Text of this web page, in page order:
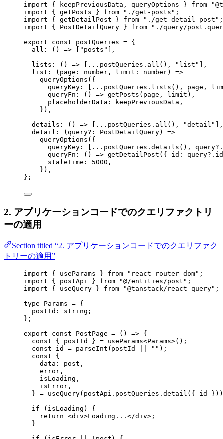
import { keepPreviousData, queryOptions } from "
import { getPosts } from " ./get-posts " ;
import { getDetailPost } from " ./get-detail-post " ;
import { PostDetailQuery } from " ./query/
export const postQueries = {
all : () => " posts "
,
lists : () => ... postQueries . all (), " list "
,
list : ( page : number , limit : number)
=>
queryOptions ( {
queryKey:
... postQueries . lists (), page,
queryFn : () => getPosts (page , limit) ,
placeholderData:
keepPreviousData ,
} ) ,
details : () => ... postQueries . all (), "detail "
,
detail : ( query?: PostDetailQuery)
=>
queryOptions ( {
queryKey:
... postQueries . details (), query?.
queryFn : () => getDetailPost ( { id: query?. id
staleTime: 5000 ,
} ) ,
} ;
2. アプリケーションコードでのクエリファクトリ
ーの適用
Section titled “2. アプリケーションコードでのクエリファク
トリーの適用”
import { useParams } from " react-router-dom" ;
import { postApi } from "@/entities/post " ;
import { useQuery } from "@tanstack/react-query" ;
type Params = {
postId : string ;
};
export const PostPage = ()
=> {
const { postId } = useParams<Params>() ;
const id = parseInt (postId "" ) ;
const {
data : post ,
error ,
isLoading ,
isError ,
} = useQuery(postApi . postQueries . detail ( { id } ))
if
(isLoading)
{
return <div>Loading... </div> ;
}